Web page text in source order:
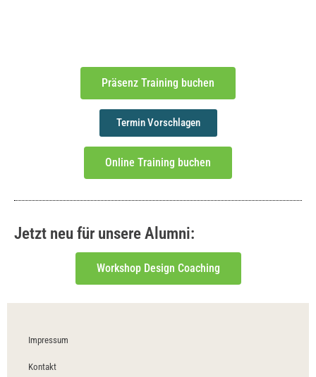
Präsenz Training buchen
Termin Vorschlagen
Online Training buchen
Jetzt neu für unsere Alumni:
Workshop Design Coaching
Impressum
Kontakt